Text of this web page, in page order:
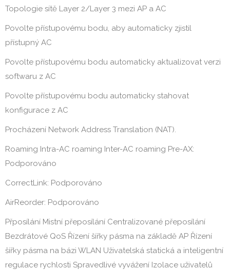
Topologie sítě Layer 2/Layer 3 mezi AP a AC
Povolte přístupovému bodu, aby automaticky zjistil
přístupný AC
Povolte přístupovému bodu automaticky aktualizovat verzi
softwaru z AC
Povolte přístupovému bodu automaticky stahovat
konfigurace z AC
Procházení Network Address Translation (NAT).
Roaming Intra-AC roaming Inter-AC roaming Pre-AX:
Podporováno
CorrectLink: Podporováno
AirReorder: Podporováno
Přposílání Mistní přeposílání Centralizované přeposílání
Bezdrátové QoS Řízení šířky pásma na základě AP Řízení
šířky pásma na bázi WLAN Uživatelská statická a inteligentní
regulace rychlosti Spravedlivé vyvážení Izolace uživatelů